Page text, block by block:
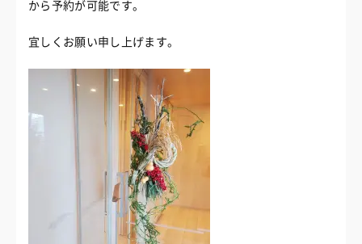
から予約が可能です。
宜しくお願い申し上げます。